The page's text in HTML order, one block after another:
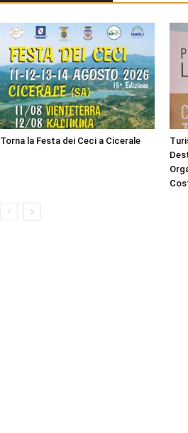
Torna la Festa dei Ceci a Cicerale